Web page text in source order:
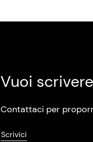
Vuoi
Contattaci per
Scrivici